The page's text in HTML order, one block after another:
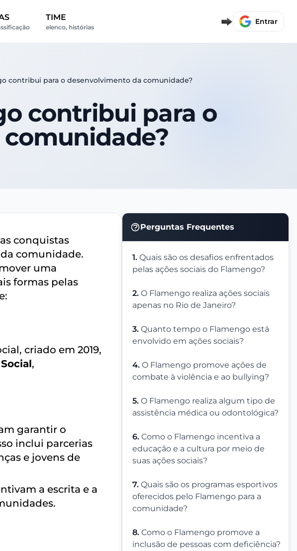
TIME
elenco, histórias
Entrar
contribui para o desenvolvimento da comunidade?
contribui para o
Perguntas Frequentes
1. Quais são os desafios enfrentados
pelas ações sociais do Flamengo?
2. O Flamengo realiza ações sociais
apenas no Rio de Janeiro?
3. Quanto tempo o Flamengo está
envolvido em ações sociais?
4. O Flamengo promove ações de
combate à violência e ao bullying?
5. O Flamengo realiza algum tipo de
assistência médica ou odontológica?
6. Como o Flamengo incentiva a
educação e a cultura por meio de
suas ações sociais?
7. Quais são os programas esportivos
oferecidos pelo Flamengo para a
comunidade?
8. Como o Flamengo promove a
inclusão de pessoas com deficiência?
conquistas
comunidade.
uma
formas pelas
criado em 2019,
,
garantir o
inclui parcerias
e jovens de
a escrita e a